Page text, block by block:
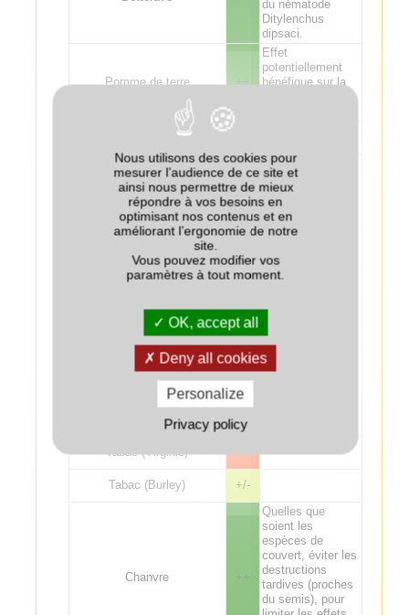
du nématode
Ditylenchus
dipsaci.
Pomme de terre ++
Effet
potentiellement
bénéfique sur la
Effet
potentiellement
bénéfique sur la
fertilisation de la
culture suivante :
attention aux
fertilisation sur lin
fibre. Risque de
glyphosate sur le
application moins
de un mois avant
le semis sur un
Tabac (Burley) +/-
Chanvre ++
Quelles que
soient les
espèces de
couvert, éviter les
destructions
tardives (proches
du semis), pour
Nous utilisons des cookies pour
mesurer l’audience de ce site et
ainsi nous permettre de mieux
répondre à vos besoins en
optimisant nos contenus et en
améliorant l’ergonomie de notre
site.
Vous pouvez modifier vos
paramètres à tout moment.
OK, accept all
Deny all cookies
Personalize
Privacy policy